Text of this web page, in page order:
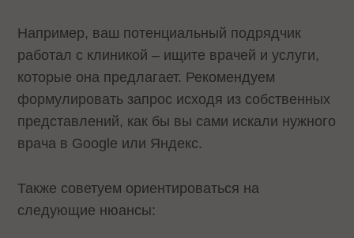
Например, ваш потенциальный подрядчик
работал с клиникой – ищите врачей и услуги,
которые она предлагает. Рекомендуем
формулировать запрос исходя из собственных
представлений, как бы вы сами искали нужного
врача в Google или Яндекс.
Также советуем ориентироваться на
следующие нюансы: